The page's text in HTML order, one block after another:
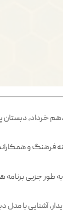
خرداد،
فرهنگ و
طور جزیی
آشنایی با